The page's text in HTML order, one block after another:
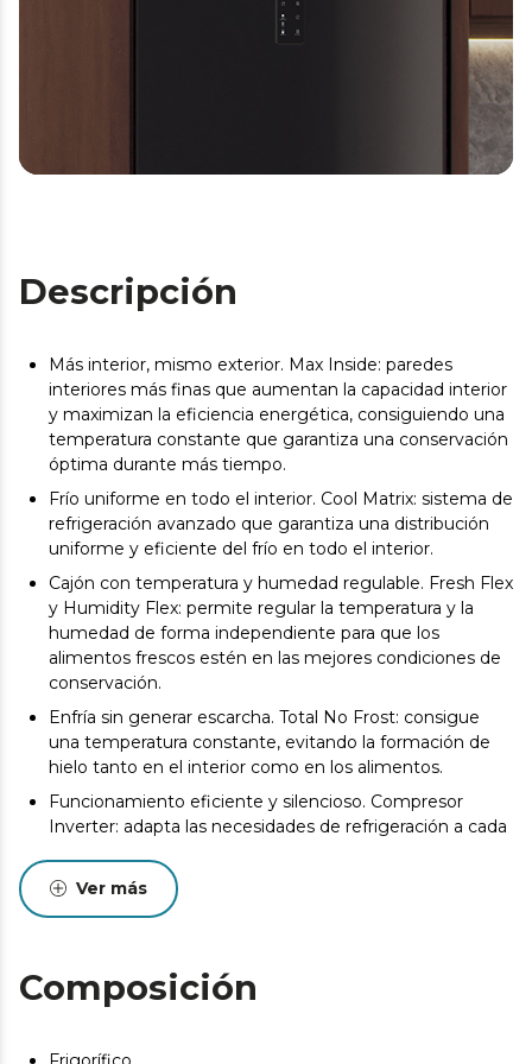
Descripción
Más interior, mismo exterior. Max Inside: paredes
interiores más finas que aumentan la capacidad interior
y maximizan la eficiencia energética, consiguiendo una
temperatura constante que garantiza una conservación
óptima durante más tiempo.
Frío uniforme en todo el interior. Cool Matrix: sistema de
refrigeración avanzado que garantiza una distribución
uniforme y eficiente del frío en todo el interior.
Cajón con temperatura y humedad regulable. Fresh Flex
y Humidity Flex: permite regular la temperatura y la
humedad de forma independiente para que los
alimentos frescos estén en las mejores condiciones de
conservación.
Enfría sin generar escarcha. Total No Frost: consigue
una temperatura constante, evitando la formación de
hielo tanto en el interior como en los alimentos.
Funcionamiento eficiente y silencioso. Compresor
Inverter: adapta las necesidades de refrigeración a cada
con un menor consumo.
456 L de capacidad. Dimensiones: 201 x 59,5 cm: diseño
ordenada.
Ver más
Composición